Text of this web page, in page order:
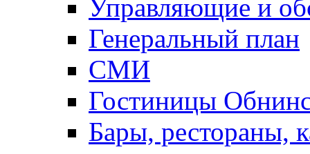
Управляющие и
Генеральный план
СМИ
Гостиницы
Бары, рестораны,